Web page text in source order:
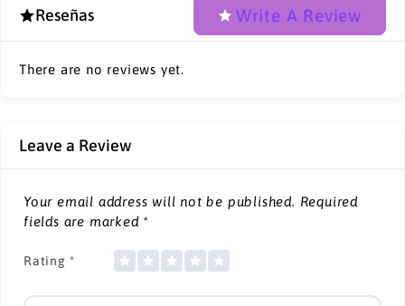
Reseñas Write A Review
There are no reviews yet.
Leave a Review
Your email address will not be published. Required
fields are marked *
Rating *